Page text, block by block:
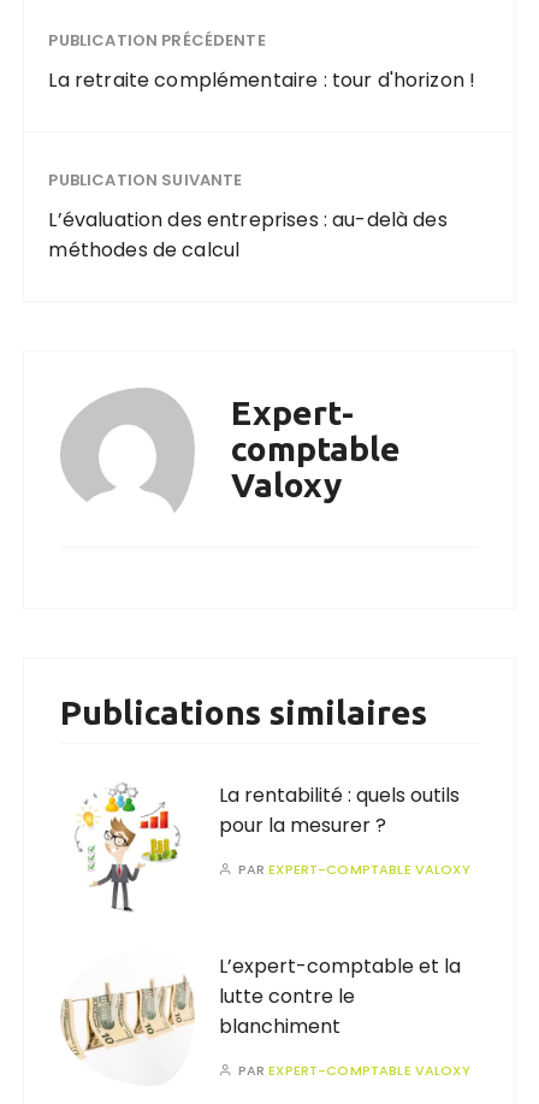
PUBLICATION PRÉCÉDENTE
La retraite complémentaire : tour d'horizon !
PUBLICATION SUIVANTE
L’évaluation des entreprises : au-delà des
méthodes de calcul
Expert-
comptable
Valoxy
Publications similaires
La rentabilité : quels outils
pour la mesurer ?
PAREXPERT-COMPTABLE VALOXY
L’expert-comptable et la
lutte contre le
blanchiment
PAREXPERT-COMPTABLE VALOXY